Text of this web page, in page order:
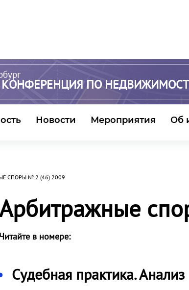
ПО
Новости Мероприятия Об
СПОРЫ № 2 (46) 2009
Читайте в номере:
Судебная практика. Анализ